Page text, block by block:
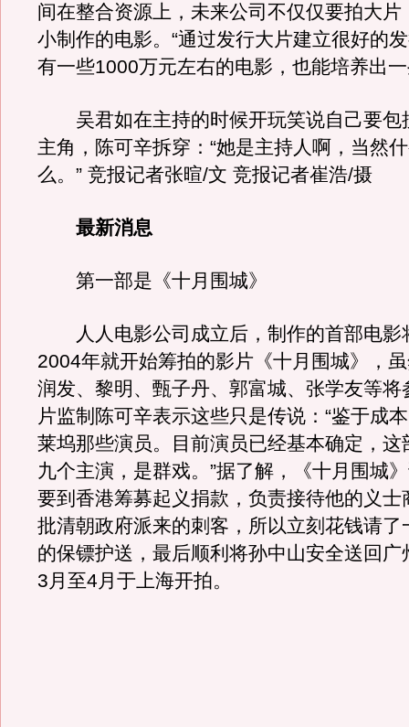
间在整合资源上，未来公司不仅仅要拍大片
小制作的电影。“通过发行大片建立很好的
有一些1000万元左右的电影，也能培养出
吴君如在主持的时候开玩笑说自己要包
主角，陈可辛拆穿：“她是主持人啊，当然
么。” 竞报记者张暄/文 竞报记者崔浩/摄
最新消息
第一部是《十月围城》
人人电影公司成立后，制作的首部电影
2004年就开始筹拍的影片《十月围城》，
润发、黎明、甄子丹、郭富城、张学友等将
片监制陈可辛表示这些只是传说：“鉴于成
莱坞那些演员。目前演员已经基本确定，这
九个主演，是群戏。”据了解，《十月围城
要到香港筹募起义捐款，负责接待他的义士
批清朝政府派来的刺客，所以立刻花钱请了
的保镖护送，最后顺利将孙中山安全送回广
3月至4月于上海开拍。